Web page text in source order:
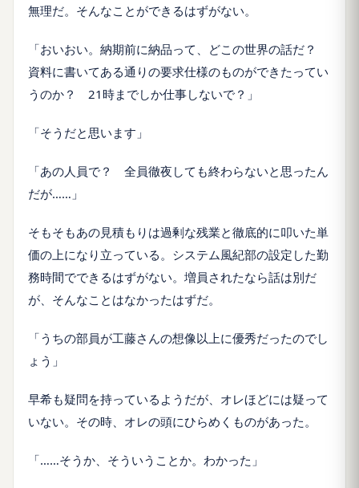
無理だ。そんなことができるはずがない。
「おいおい。納期前に納品って、どこの世界の話だ？
資料に書いてある通りの要求仕様のものができたってい
うのか？ 21時までしか仕事しないで？」
「そうだと思います」
「あの人員で？ 全員徹夜しても終わらないと思ったん
だが……」
そもそもあの見積もりは過剰な残業と徹底的に叩いた単
価の上になり立っている。システム風紀部の設定した勤
務時間でできるはずがない。増員されたなら話は別だ
が、そんなことはなかったはずだ。
「うちの部員が工藤さんの想像以上に優秀だったのでし
ょう」
早希も疑問を持っているようだが、オレほどには疑って
いない。その時、オレの頭にひらめくものがあった。
「……そうか、そういうことか。わかった」